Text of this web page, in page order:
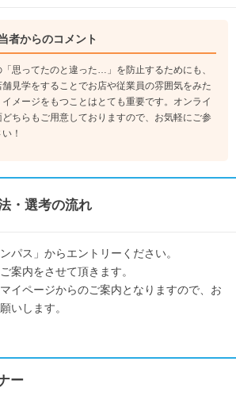
者からのコメント
「思ってたのと違った…」を防止するためにも、
見学をすることでお店や従業員の雰囲気をみた
イメージをもつことはとても重要です。オンライ
どちらもご用意しておりますので、お気軽にご参
！
・選考の流れ
パス」からエントリーください。
案内をさせて頂きます。
イページからのご案内となりますので、お
いします。
ー